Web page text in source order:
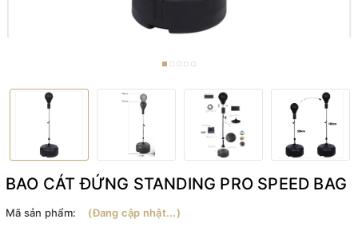
BAO CÁT ĐỨNG STANDING PRO SPEED BAG
Mã sản phẩm:
(Đang cập nhật...)